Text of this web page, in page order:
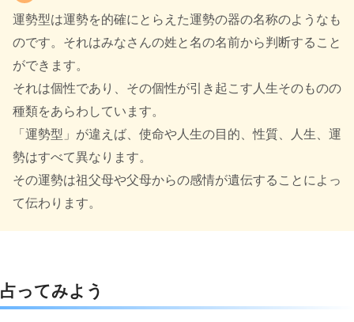
運勢型は運勢を的確にとらえた運勢の器の名称のようなも
のです。それはみなさんの姓と名の名前から判断すること
ができます。
それは個性であり、その個性が引き起こす人生そのものの
種類をあらわしています。
「運勢型」が違えば、使命や人生の目的、性質、人生、運
勢はすべて異なります。
その運勢は祖父母や父母からの感情が遺伝することによっ
て伝わります。
占ってみよう